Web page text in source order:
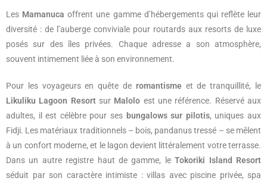
Les Mamanuca offrent une gamme d’hébergements qui reflète leur
diversité : de l’auberge conviviale pour routards aux resorts de luxe
posés sur des îles privées. Chaque adresse a son atmosphère,
souvent intimement liée à son environnement.
Pour les voyageurs en quête de romantisme et de tranquillité, le
Likuliku Lagoon Resortsur Malolo est une référence. Réservé aux
adultes, il est célèbre pour ses bungalows sur pilotis, uniques aux
Fidji. Les matériaux traditionnels – bois, pandanus tressé – se mêlent
à un confort moderne, et le lagon devient littéralement votre terrasse.
Dans un autre registre haut de gamme, leTokoriki Island Resort
séduit par son caractère intimiste : villas avec piscine privée, spa